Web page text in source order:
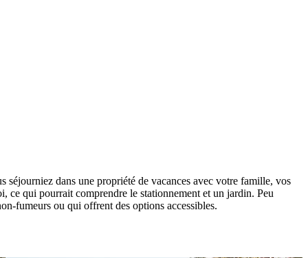
séjourniez dans une propriété de vacances avec votre famille, vos
ce qui pourrait comprendre le stationnement et un jardin. Peu
fumeurs ou qui offrent des options accessibles.